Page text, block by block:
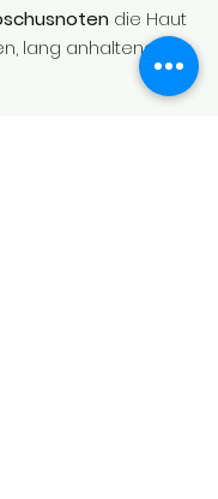
die Haut
lang anhaltenden